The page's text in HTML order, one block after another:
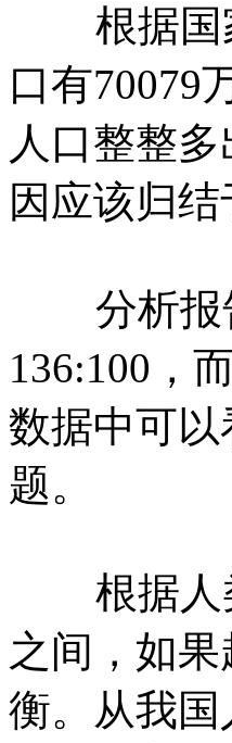
根据国家
口有70079
人口整整
因应该归
分析报告
136:100，
数据中可
题。
根据人类
之间，如
衡。从我